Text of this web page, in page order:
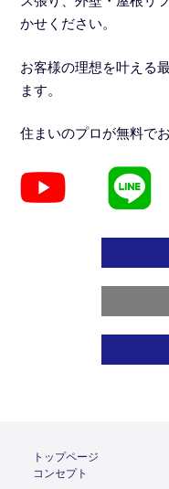
かせください。
お客様の理想を叶える
ます。
住まいのプロが無料で
トップページ
コンセプト